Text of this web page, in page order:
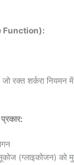
Function):
रक्त शर्करा नियमन में
(ग्लाइकोजन) को